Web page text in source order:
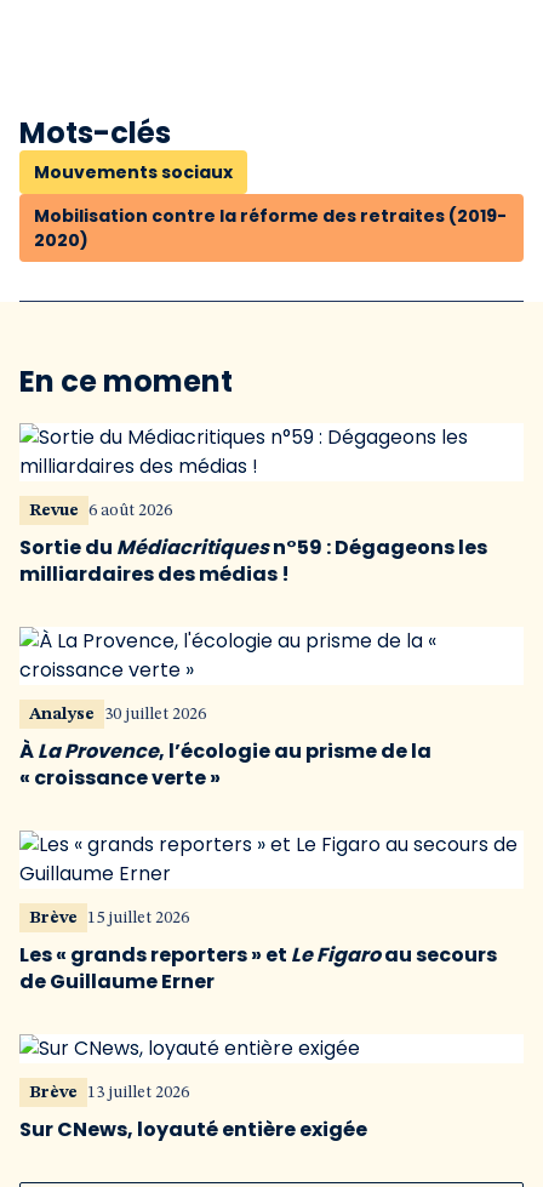
Mots-clés
Mouvements sociaux
Mobilisation contre la réforme des retraites (2019-
2020)
En ce moment
Revue 6 août 2026
Sortie du Médiacritiquesn°59 : Dégageons les
milliardaires des médias !
Analyse 30 juillet 2026
ÀLa Provence, l’écologie au prisme de la
« croissance verte »
Brève 15 juillet 2026
Les « grands reporters » et Le Figaroau secours
de Guillaume Erner
Brève 13 juillet 2026
Sur CNews, loyauté entière exigée